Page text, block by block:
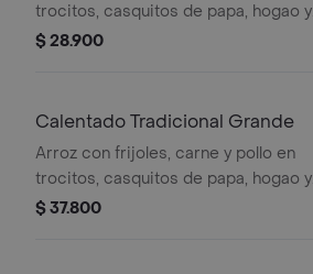
trocitos, casquitos de papa, hogao y
huevo.
$ 28.900
Calentado Tradicional Grande
Arroz con frijoles, carne y pollo en
trocitos, casquitos de papa, hogao y
huevo.
$ 37.800